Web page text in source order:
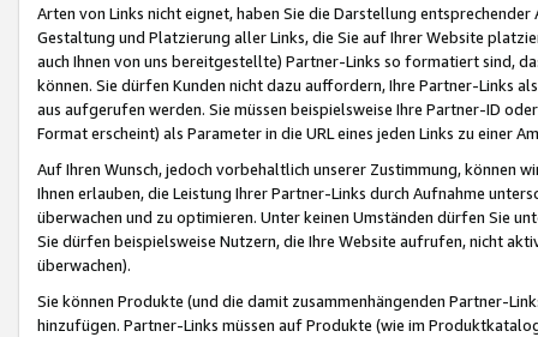
Arten von Links nicht eignet, haben Sie die Darstellung
Gestaltung und Platzierung aller Links, die Sie auf Ihrer Website
auch Ihnen von uns bereitgestellte) Partner-Links so formatiert sind,
können. Sie dürfen Kunden nicht dazu auffordern, Ihre Partner-Links
aus aufgerufen werden. Sie müssen beispielsweise Ihre Partner-ID
Format erscheint) als Parameter in die URL eines jeden Links zu einer
Auf Ihren Wunsch, jedoch vorbehaltlich unserer Zustimmung, können
Ihnen erlauben, die Leistung Ihrer Partner-Links durch Aufnahme
überwachen und zu optimieren. Unter keinen Umständen dürfen Sie
Sie dürfen beispielsweise Nutzern, die Ihre Website aufrufen, nicht
überwachen).
Sie können Produkte (und die damit zusammenhängenden Partner-
hinzufügen. Partner-Links müssen auf Produkte (wie im